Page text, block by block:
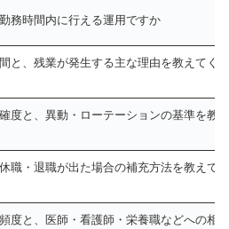
務時間内に行える運用ですか
と、残業が発生する主な理由を教えてく
度と、異動・ローテーションの基準を教
職・退職が出た場合の補充方法を教えて
度と、医師・看護師・栄養職などへの相